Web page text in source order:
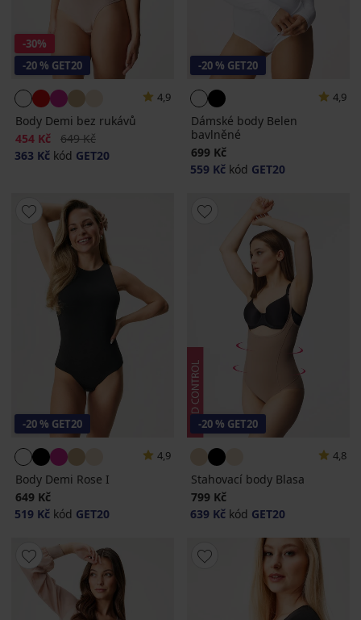
-30%
-20 % GET20
4,9
Body Demi bez rukávů
Sleva
454 Kč Původní cena
649 Kč
363 Kč kód GET20
-20 % GET20
4,9
Dámské body Belen
bavlněné
699 Kč
559 Kč kód GET20
-20 % GET20
4,9
Body Demi Rose I
649 Kč
519 Kč kód GET20
-20 % GET20
4,8
Stahovací body Blasa
799 Kč
639 Kč kód GET20